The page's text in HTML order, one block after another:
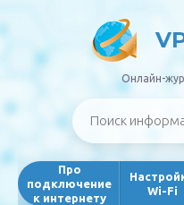
Онлайн-
Про
подключение
к интернету
Wi-Fi